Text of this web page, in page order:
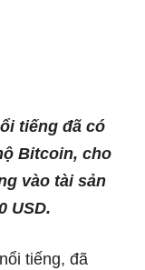
tiếng đã có
Bitcoin, cho
vào tài sản
USD.
tiếng, đã